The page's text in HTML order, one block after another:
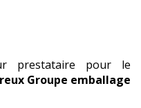
prestataire pour le
Groupe emballage